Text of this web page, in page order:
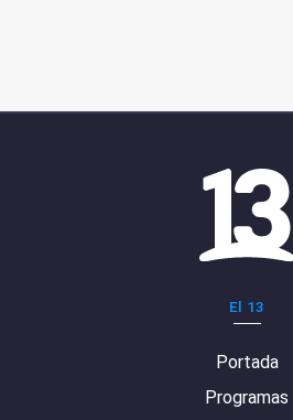
El 13
Portada
Programas